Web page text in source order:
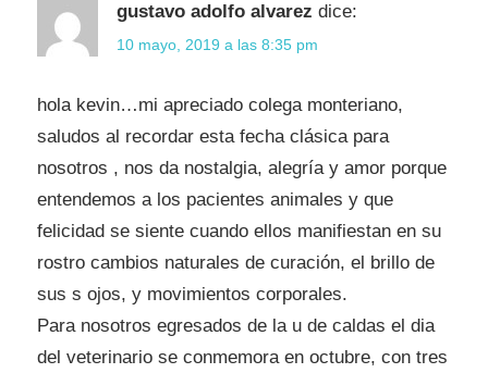
gustavo adolfo alvarez dice:
10 mayo, 2019 a las 8:35 pm
hola kevin…mi apreciado colega monteriano,
saludos al recordar esta fecha clásica para
nosotros , nos da nostalgia, alegría y amor porque
entendemos a los pacientes animales y que
felicidad se siente cuando ellos manifiestan en su
rostro cambios naturales de curación, el brillo de
sus s ojos, y movimientos corporales.
Para nosotros egresados de la u de caldas el dia
del veterinario se conmemora en octubre, con tres